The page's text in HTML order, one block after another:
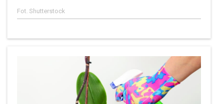
Fot. Shutterstock